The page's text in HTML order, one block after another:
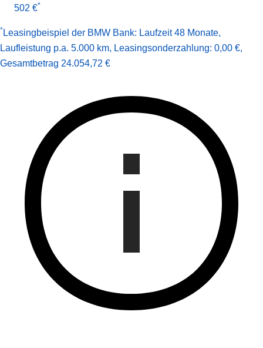
502 €*
* Leasingbeispiel der BMW Bank: Laufzeit 48 Monate,
Laufleistung p.a. 5.000 km, Leasingsonderzahlung: 0,00 €,
Gesamt­betrag 24.054,72 €